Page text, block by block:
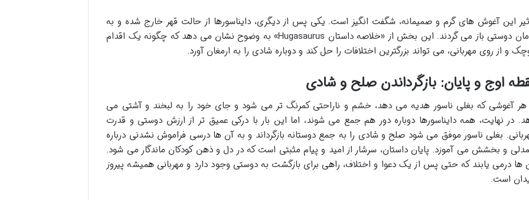
این آغوش های گرم و صمیمانه، شگفت انگیز است. یکی پس از دیگری، دایناسورها از حالت قهر خارج شده و به
دامان دوستی باز می گردند. این بخش از «خلاصه داستان Hugasaurus» به وضوح نشان می دهد که چگونه یک اقدام
و از روی مهربانی، می تواند بزرگترین اختلافات را حل کند و دوباره شادی را به ارمغان آورد.
اوج و پایان: بازگرداندن صلح و شادی
هر آغوشی که بغلی ناسور هدیه می دهد، خشم و ناراحتی کمرنگ تر می شود و جای خود را به لبخند و آشتی می
در نهایت، همه دایناسورها دوباره دور هم جمع می شوند، اما این بار با درکی عمیق تر از ارزش دوستی و قدرت
بغلی ناسور موفق می شود صلح و شادی را به جمع دوستانه بازگرداند و به آن ها درسی فراموش نشدنی درباره
و بخشش می آموزد. پایان داستان، سرشار از امید و پیام مثبتی است که در دل و ذهن کودکان ماندگار می شود.
ها درمی یابند که حتی پس از یک دعوا و اختلاف، راهی برای بازگشت به دوستی وجود دارد و مهربانی همیشه پیروز
است.